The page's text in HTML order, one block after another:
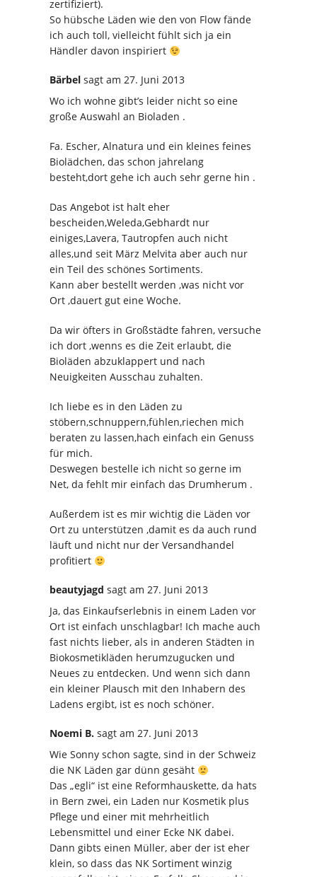
zertifiziert).
So hübsche Läden wie den von Flow fände
ich auch toll, vielleicht fühlt sich ja ein
Händler davon inspiriert
Bärbel sagt am 27. Juni 2013
Wo ich wohne gibt’s leider nicht so eine
große Auswahl an Bioladen .
Fa. Escher, Alnatura und ein kleines feines
Biolädchen, das schon jahrelang
besteht,dort gehe ich auch sehr gerne hin .
Das Angebot ist halt eher
bescheiden,Weleda,Gebhardt nur
einiges,Lavera, Tautropfen auch nicht
alles,und seit März Melvita aber auch nur
ein Teil des schönes Sortiments.
Kann aber bestellt werden ,was nicht vor
Ort ,dauert gut eine Woche.
Da wir öfters in Großstädte fahren, versuche
ich dort ,wenns es die Zeit erlaubt, die
Bioläden abzuklappert und nach
Neuigkeiten Ausschau zuhalten.
Ich liebe es in den Läden zu
stöbern,schnuppern,fühlen,riechen mich
beraten zu lassen,hach einfach ein Genuss
für mich.
Deswegen bestelle ich nicht so gerne im
Net, da fehlt mir einfach das Drumherum .
Außerdem ist es mir wichtig die Läden vor
Ort zu unterstützen ,damit es da auch rund
läuft und nicht nur der Versandhandel
profitiert
beautyjagd sagt am 27. Juni 2013
Ja, das Einkaufserlebnis in einem Laden vor
Ort ist einfach unschlagbar! Ich mache auch
fast nichts lieber, als in anderen Städten in
Biokosmetikläden herumzugucken und
Neues zu entdecken. Und wenn sich dann
ein kleiner Plausch mit den Inhabern des
Ladens ergibt, ist es noch schöner.
Noemi B. sagt am 27. Juni 2013
Wie Sonny schon sagte, sind in der Schweiz
die NK Läden gar dünn gesäht
Das „egli“ ist eine Reformhauskette, da hats
in Bern zwei, ein Laden nur Kosmetik plus
Pflege und einer mit mehrheitlich
Lebensmittel und einer Ecke NK dabei.
Dann gibts einen Müller, aber der ist eher
klein, so dass das NK Sortiment winzig